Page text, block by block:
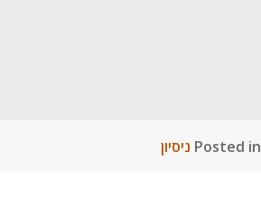
Posted in ניסיון